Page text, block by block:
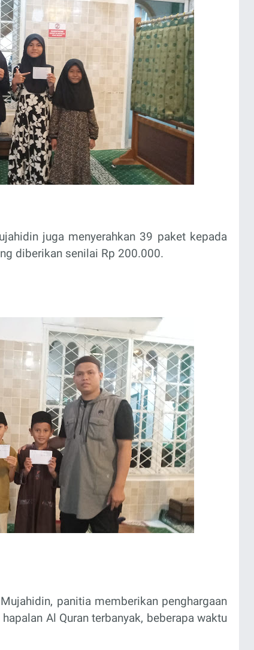
juga menyerahkan 39 paket kepada
diberikan senilai Rp 200.000.
panitia memberikan penghargaan
Al Quran terbanyak, beberapa waktu